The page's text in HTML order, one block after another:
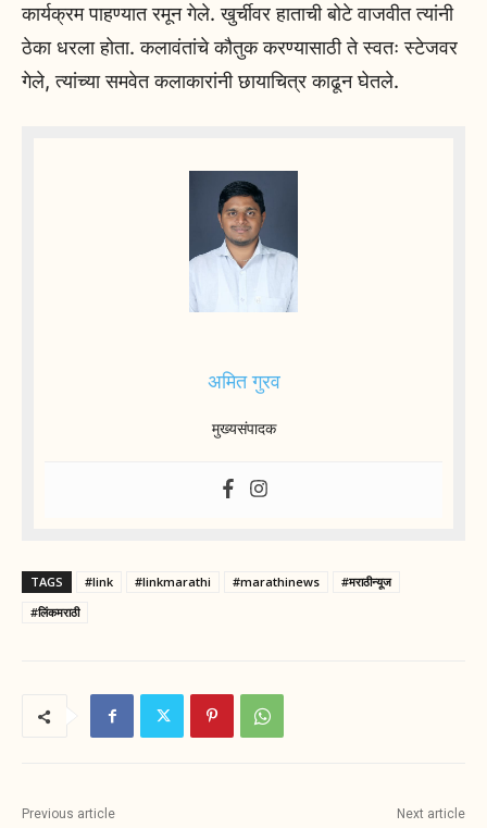
कार्यक्रम पाहण्यात रमून गेले. खुर्चीवर हाताची बोटे वाजवीत त्यांनी
ठेका धरला होता. कलावंतांचे कौतुक करण्यासाठी ते स्वतः स्टेजवर
गेले, त्यांच्या समवेत कलाकारांनी छायाचित्र काढून घेतले.
अमित गुरव
मुख्यसंपादक
TAGS #link #linkmarathi #marathinews
#मराठीन्यूज
#लिंकमराठी
Previous article Next article